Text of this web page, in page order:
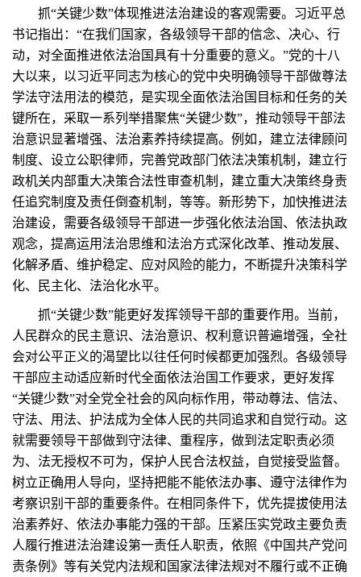
抓“关键少数”体现推进法治建设的客观需要。习近平总
书记指出：“在我们国家，各级领导干部的信念、决心、行
动，对全面推进依法治国具有十分重要的意义。”党的十八
大以来，以习近平同志为核心的党中央明确领导干部做尊法
学法守法用法的模范，是实现全面依法治国目标和任务的关
键所在，采取一系列举措聚焦“关键少数”，推动领导干部法
治意识显著增强、法治素养持续提高。例如，建立法律顾问
制度、设立公职律师，完善党政部门依法决策机制，建立行
政机关内部重大决策合法性审查机制，建立重大决策终身责
任追究制度及责任倒查机制，等等。新形势下，加快推进法
治建设，需要各级领导干部进一步强化依法治国、依法执政
观念，提高运用法治思维和法治方式深化改革、推动发展、
化解矛盾、维护稳定、应对风险的能力，不断提升决策科学
化、民主化、法治化水平。
抓“关键少数”能更好发挥领导干部的重要作用。当前，
人民群众的民主意识、法治意识、权利意识普遍增强，全社
会对公平正义的渴望比以往任何时候都更加强烈。各级领导
干部应主动适应新时代全面依法治国工作要求，更好发挥
“关键少数”对全党全社会的风向标作用，带动尊法、信法、
守法、用法、护法成为全体人民的共同追求和自觉行动。这
就需要领导干部做到守法律、重程序，做到法定职责必须
为、法无授权不可为，保护人民合法权益，自觉接受监督。
树立正确用人导向，坚持把能不能依法办事、遵守法律作为
考察识别干部的重要条件。在相同条件下，优先提拔使用法
治素养好、依法办事能力强的干部。压紧压实党政主要负责
人履行推进法治建设第一责任人职责，依照《中国共产党问
责条例》等有关党内法规和国家法律法规对不履行或不正确